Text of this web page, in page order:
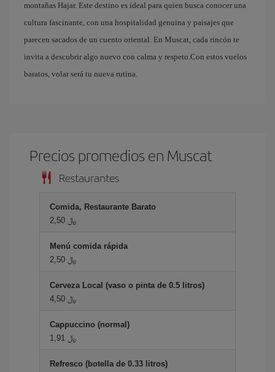
montañas Hajar. Este destino es ideal para quien busca conocer una
cultura fascinante, con una hospitalidad genuina y paisajes que
parecen sacados de un cuento oriental. En Muscat, cada rincón te
invita a descubrir algo nuevo con calma y respeto.Con estos vuelos
baratos, volar será tu nueva rutina.
Precios promedios en Muscat
Restaurantes
Comida, Restaurante Barato
2,50 ﷼
Menú comida rápida
2,50 ﷼
Cerveza Local (vaso o pinta de 0.5 litros)
4,50 ﷼
Cappuccino (normal)
1,91 ﷼
Refresco (botella de 0.33 litros)